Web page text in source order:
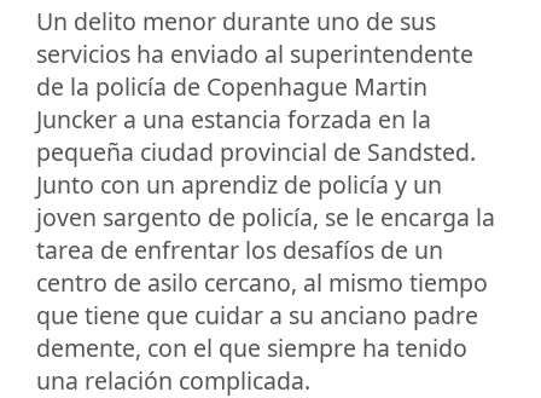
Un delito menor durante uno de sus
servicios ha enviado al superintendente
de la policía de Copenhague Martin
Juncker a una estancia forzada en la
pequeña ciudad provincial de Sandsted.
Junto con un aprendiz de policía y un
joven sargento de policía, se le encarga la
tarea de enfrentar los desafíos de un
centro de asilo cercano, al mismo tiempo
que tiene que cuidar a su anciano padre
demente, con el que siempre ha tenido
una relación complicada.